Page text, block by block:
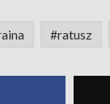
#ratusz